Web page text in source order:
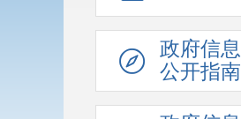
政府信息
公开指南